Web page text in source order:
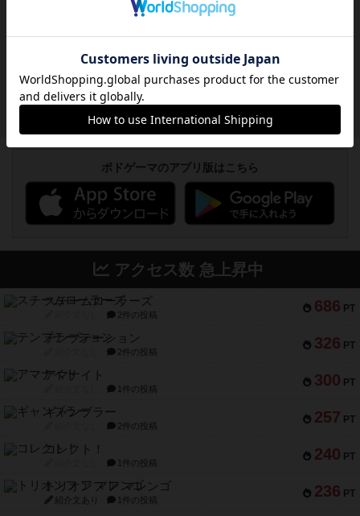
ボドゲーマのアプリ版はこちら
アクセス数 急上昇中
686 PT
スチームローラーズ
2件の投稿
326 PT
テンプテーション
2件の投稿
300 PT
アマナイト
1件の投稿
257 PT
ギャンブラー
2件の投稿
240 PT
コレクト！
1件の投稿
236 PT
トリオンフ ア マレンゴ
紹介文あり 1件の投稿